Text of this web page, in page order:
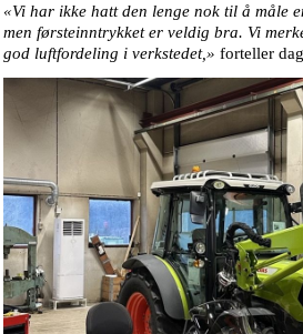
«Vi har ikke hatt den lenge nok til å måle
men førsteinntrykket er veldig bra. Vi
god luftfordeling i verkstedet,» forteller